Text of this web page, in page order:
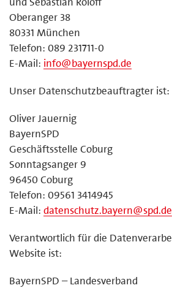
Oberanger 38
80331 München
Telefon: 089 231711-0
E-Mail: info@bayernspd.de
Unser Datenschutzbeauftragter ist:
Oliver Jauernig
BayernSPD
Geschäftsstelle Coburg
Sonntagsanger 9
96450 Coburg
Telefon: 09561 3414945
E-Mail: datenschutz.bayern@spd.de
Verantwortlich für die
Website ist:
BayernSPD – Landesverband